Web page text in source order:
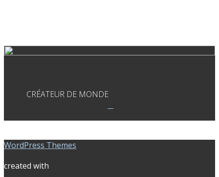
CRÉATEUR DE MONDE
WordPress Themes
created with